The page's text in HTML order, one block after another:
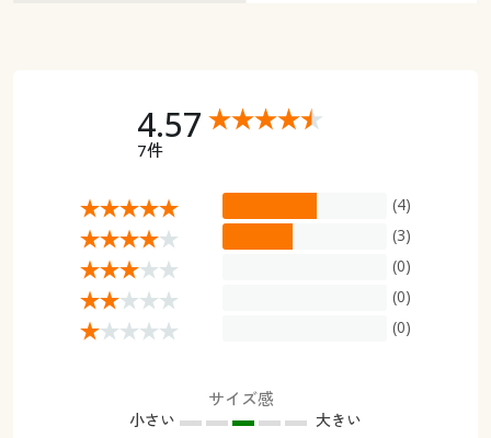
4.57
7件
(4)
(3)
(0)
(0)
(0)
サイズ感
小さい 大きい